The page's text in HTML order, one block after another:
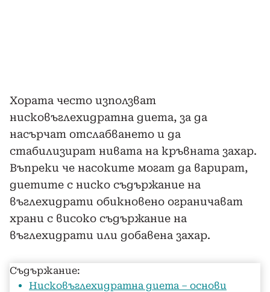
Хората често използват
нисковъглехидратна диета, за да
насърчат отслабването и да
стабилизират нивата на кръвната захар.
Въпреки че насоките могат да варират,
диетите с ниско съдържание на
въглехидрати обикновено ограничават
храни с високо съдържание на
въглехидрати или добавена захар.
Съдържание:
Нисковъглехидратна диета – основи